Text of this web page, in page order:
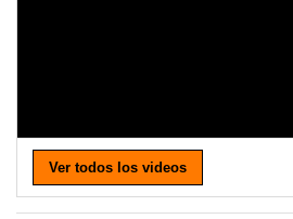
Ver todos los videos